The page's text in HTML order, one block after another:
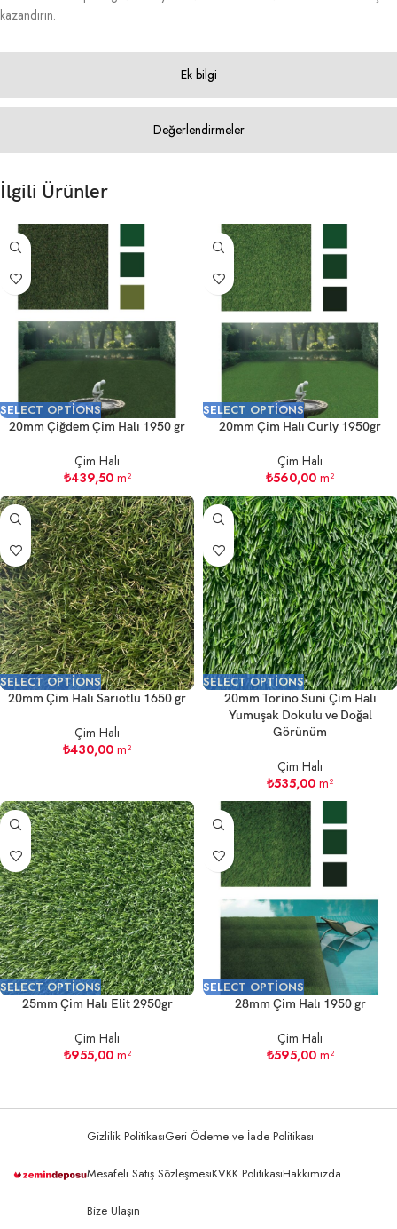
Ek bilgi
Değerlendirmeler
kazandırın.
İlgili Ürünler
SELECT OPTIONS
20mm Çiğdem Çim Halı 1950 gr
Çim Halı
₺439,50m²
SELECT OPTIONS
20mm Çim Halı Curly 1950gr
Çim Halı
₺560,00 m²
SELECT OPTIONS
20mm Çim Halı Sarıotlu 1650 gr
Çim Halı
₺430,00 m²
SELECT OPTIONS
20mm Torino Suni Çim Halı
Yumuşak Dokulu ve Doğal
Görünüm
Çim Halı
₺535,00 m²
SELECT OPTIONS
25mm Çim Halı Elit 2950gr
Çim Halı
₺955,00m²
SELECT OPTIONS
28mm Çim Halı 1950 gr
Çim Halı
₺595,00m²
Gizlilik PolitikasıGeri Ödeme ve İade Politikası
Mesafeli Satış SözleşmesiKVKK PolitikasıHakkımızda
Bize Ulaşın